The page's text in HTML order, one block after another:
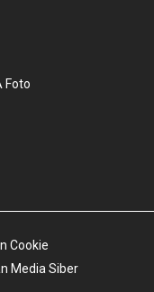
Foto
Cookie
Media Siber